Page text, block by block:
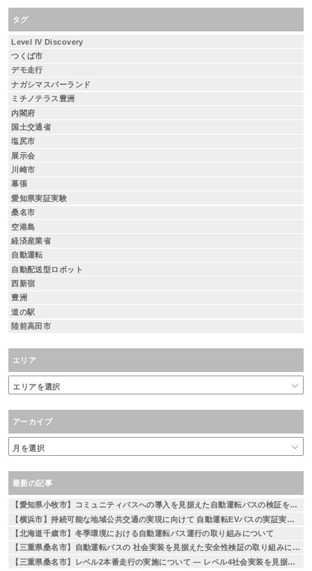
タグ
Level IV Discovery
つくば市
デモ走行
ナガシマスパーランド
ミチノテラス豊洲
内閣府
国土交通省
塩尻市
展示会
川崎市
幕張
愛知県実証実験
桑名市
空港島
経済産業省
自動運転
自動配送型ロボット
西新宿
豊洲
道の駅
陸前高田市
エリア
アーカイブ
最新の記事
【愛知県小牧市】コミュニティバスへの導入を見据えた自動運転バスの検証を実施
【横浜市】持続可能な地域公共交通の実現に向けて 自動運転EVバスの実証実験を実施 ～相鉄線二俣川駅から左近山団地間を運行～
【北海道千歳市】冬季環境における自動運転バス運行の取り組みについて
【三重県桑名市】自動運転バスの 社会実装を見据えた安全性検証の取り組みについて
【三重県桑名市】レベル2本番走行の実施について — レベル4社会実装を見据えた段階的な取り組み —